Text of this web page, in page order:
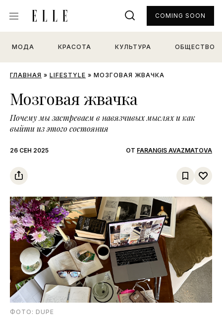
МОДА КРАСОТА КУЛЬТУРА ОБЩЕСТВО
COMING SOON
ГЛАВНАЯ » LIFESTYLE » МОЗГОВАЯ ЖВАЧКА
Мозговая жвачка
Почему мы застреваем в навязчивых мыслях и как
выйти из этого состояния
26 СЕН 2025 ОТ FARANGIS AVAZMATOVA
ФОТО: DUPE